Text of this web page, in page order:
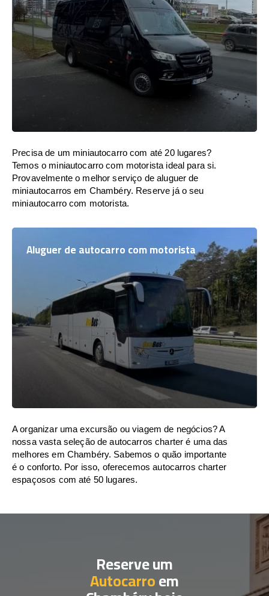
Precisa de um miniautocarro com até 20 lugares?
Temos o miniautocarro com motorista ideal para si.
Provavelmente o melhor serviço de aluguer de
miniautocarros em Chambéry. Reserve já o seu
miniautocarro com motorista.
Aluguer de autocarro com motorista
A organizar uma excursão ou viagem de negócios? A
nossa vasta seleção de autocarros charter é uma das
melhores em Chambéry. Sabemos o quão importante
é o conforto. Por isso, oferecemos autocarros charter
espaçosos com até 50 lugares.
Reserve um
Autocarroem